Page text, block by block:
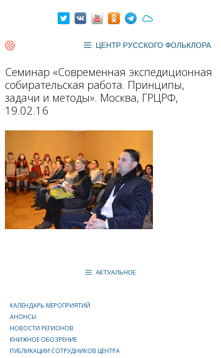
ЦЕНТР РУССКОГО ФОЛЬКЛОРА
Семинар «Современная экспедиционная
собирательская работа. Принципы,
задачи и методы». Москва, ГРЦРФ,
19.02.16
АКТУАЛЬНОЕ
КАЛЕНДАРЬ МЕРОПРИЯТИЙ
АНОНСЫ
НОВОСТИ РЕГИОНОВ
КНИЖНОЕ ОБОЗРЕНИЕ
ПУБЛИКАЦИИ СОТРУДНИКОВ ЦЕНТРА